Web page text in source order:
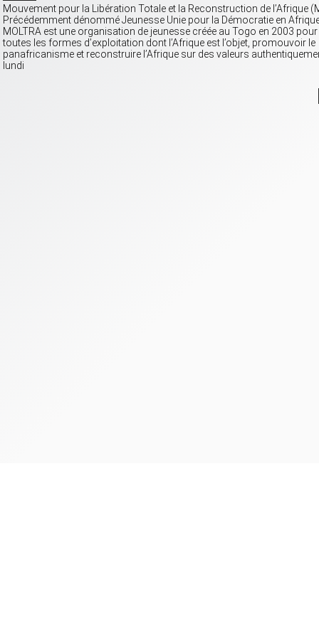
Mouvement pour la Libération Totale et la Reconstruction de l’Afrique
Précédemment dénommé Jeunesse Unie pour la Démocratie en Afrique
MOLTRA est une organisation de jeunesse créée au Togo en 2003
toutes les formes d’exploitation dont l’Afrique est l’objet, promouvoir le
panafricanisme et reconstruire l’Afrique sur des valeurs
lundi